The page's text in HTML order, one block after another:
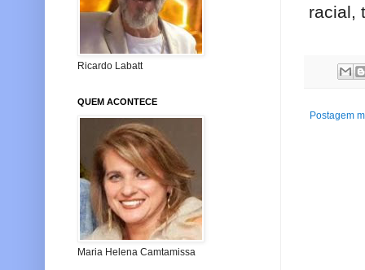
racial,
Postagem
Ricardo Labatt
QUEM ACONTECE
Maria Helena Camtamissa